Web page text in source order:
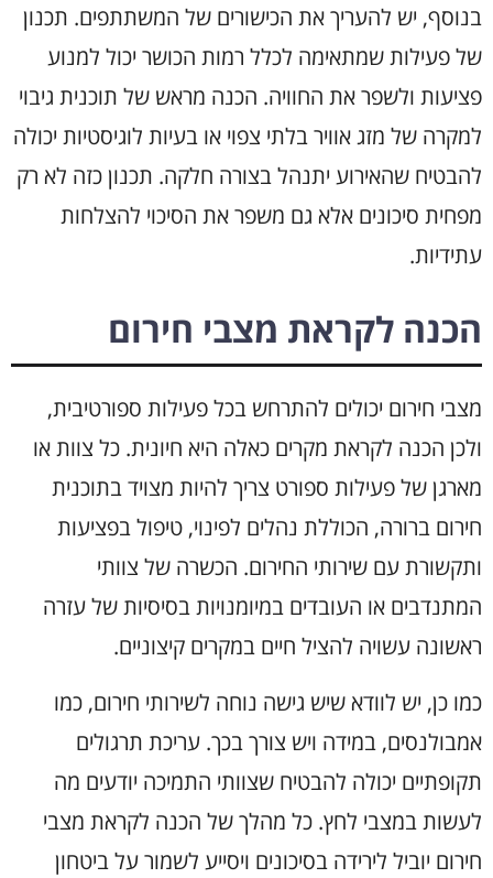
בנוסף, יש להעריך את הכישורים של המשתתפים. תכנון
של פעילות שמתאימה לכלל רמות הכושר יכול למנוע
פציעות ולשפר את החוויה. הכנה מראש של תוכנית גיבוי
למקרה של מזג אוויר בלתי צפוי או בעיות לוגיסטיות יכולה
להבטיח שהאירוע יתנהל בצורה חלקה. תכנון כזה לא רק
מפחית סיכונים אלא גם משפר את הסיכוי להצלחות
עתידיות.
הכנה לקראת מצבי חירום
מצבי חירום יכולים להתרחש בכל פעילות ספורטיבית,
ולכן הכנה לקראת מקרים כאלה היא חיונית. כל צוות או
מארגן של פעילות ספורט צריך להיות מצויד בתוכנית
חירום ברורה, הכוללת נהלים לפינוי, טיפול בפציעות
ותקשורת עם שירותי החירום. הכשרה של צוותי
המתנדבים או העובדים במיומנויות בסיסיות של עזרה
ראשונה עשויה להציל חיים במקרים קיצוניים.
כמו כן, יש לוודא שיש גישה נוחה לשירותי חירום, כמו
אמבולנסים, במידה ויש צורך בכך. עריכת תרגולים
תקופתיים יכולה להבטיח שצוותי התמיכה יודעים מה
לעשות במצבי לחץ. כל מהלך של הכנה לקראת מצבי
חירום יוביל לירידה בסיכונים ויסייע לשמור על ביטחון